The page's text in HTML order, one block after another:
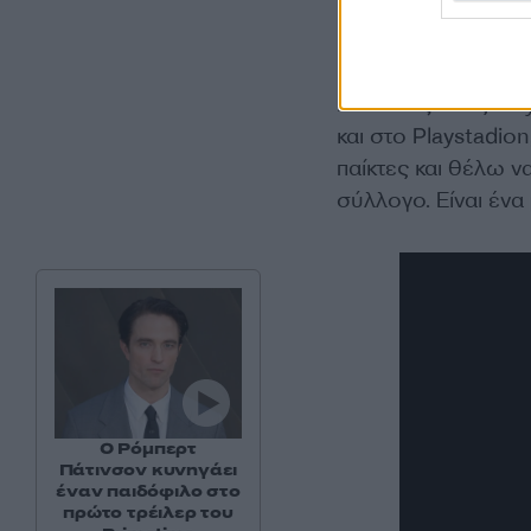
Για το τι
παιδί παίζοντας
και στο
παίκτες και θέλω
σύλλογο. Είναι
Ο Ρόμπερτ
Πάτινσον κυνηγάει
έναν παιδόφιλο στο
πρώτο τρέιλερ του